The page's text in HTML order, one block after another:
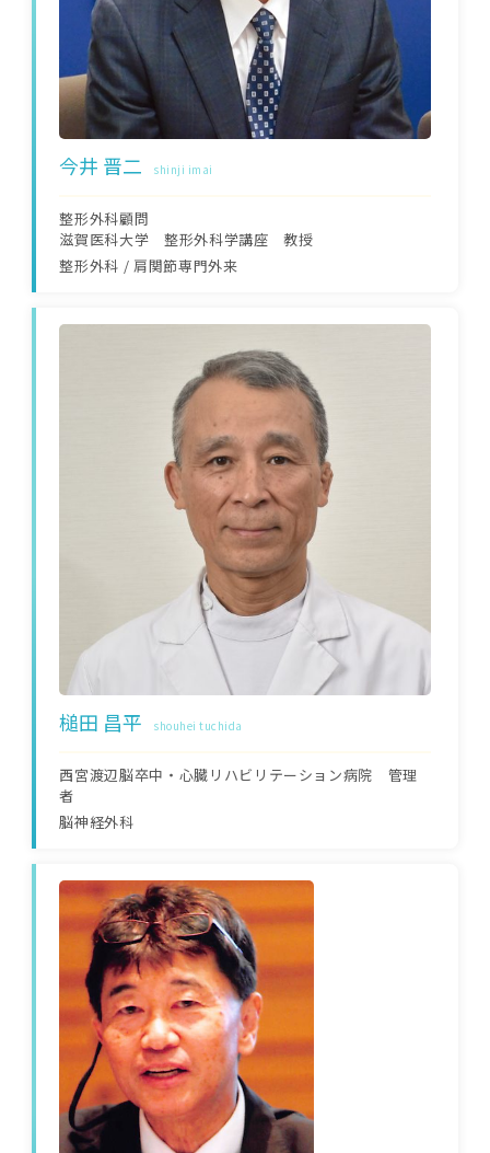
今井 晋二 shinji imai
整形外科顧問
滋賀医科大学 整形外科学講座 教授
整形外科 / 肩関節専門外来
槌田 昌平 shouhei tuchida
西宮渡辺脳卒中・心臓リハビリテーション病院 管理
者
脳神経外科